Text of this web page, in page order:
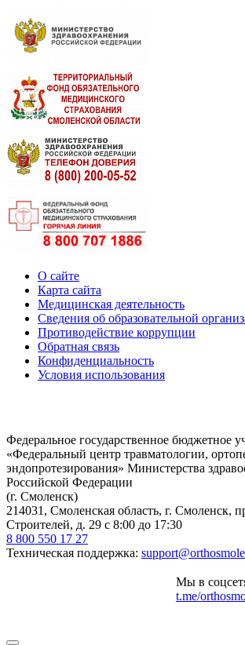
О сайте
Карта сайта
Медицинская деятельность
Сведения об образовательной
Противодействие коррупции
Обратная связь
Конфиденциальность
Условия использования
Федеральное государственное бюджетное
«Федеральный центр травматологии,
эндопротезирования» Министерства
Российской Федерации
(г. Смоленск)
214031, Смоленская область, г. Смоленск,
Строителей, д. 29 с 8:00 до 17:30
8 800 550 17 27
Техническая поддержка:
Мы в
t.me/